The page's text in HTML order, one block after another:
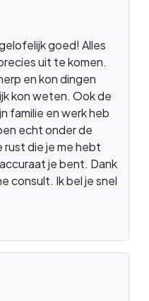
goed! Alles
uit te komen.
en kon dingen
kon weten. Ook de
familie en werk heb
echt onder de
rust die je me hebt
je bent. Dank
consult. Ik bel je snel